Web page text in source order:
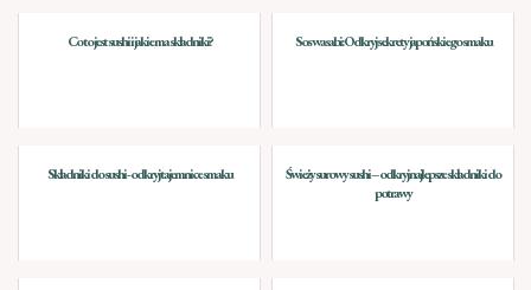
Co to jest sushi i jakie ma składniki? Sos wasabi: Odkryj sekrety japońskiego smaku
Składniki do sushi - odkryj tajemnice smaku
Świeży surowy sushi – odkryj najlepsze składniki do
potrawy